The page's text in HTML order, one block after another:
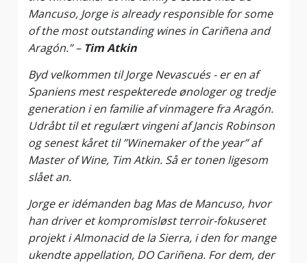
Mancuso, Jorge is already responsible for some
of the most outstanding wines in Cariñena and
Aragón.” – Tim Atkin
Byd velkommen til Jorge Nevascués - er en af
Spaniens mest respekterede ønologer og tredje
generation i en familie af vinmagere fra Aragón.
Udråbt til et regulært vingeni af Jancis Robinson
og senest kåret til ”Winemaker of the year” af
Master of Wine, Tim Atkin. Så er tonen ligesom
slået an.
Jorge er idémanden bag Mas de Mancuso, hvor
han driver et kompromisløst terroir-fokuseret
projekt i Almonacid de la Sierra, i den for mange
ukendte appellation, DO Cariñena. For dem, der